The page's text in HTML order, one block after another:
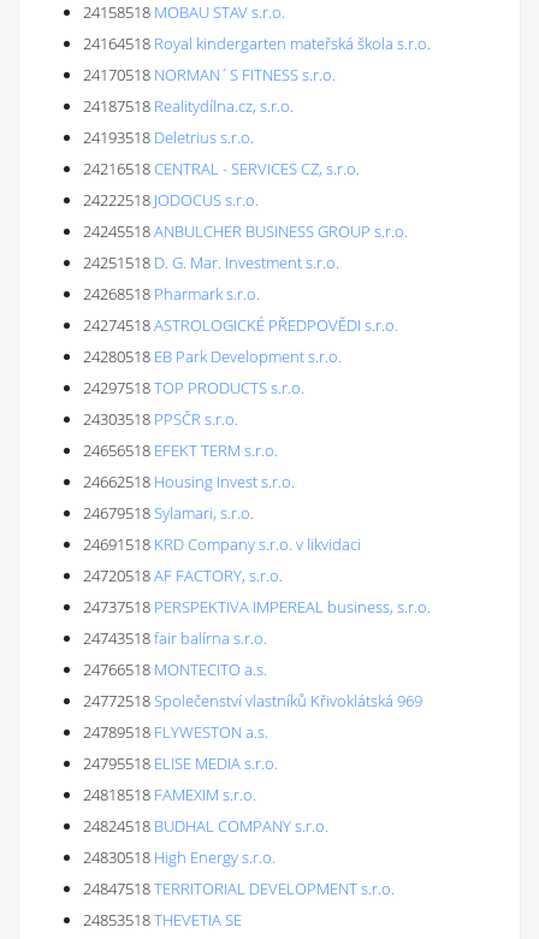
24158518 MOBAU STAV s.r.o.
24164518 Royal kindergarten mateřská škola s.r.o.
24170518 NORMAN´S FITNESS s.r.o.
24187518 Realitydílna.cz, s.r.o.
24193518 Deletrius s.r.o.
24216518CENTRAL - SERVICES CZ, s.r.o.
24222518 JODOCUS s.r.o.
24245518ANBULCHER BUSINESS GROUP s.r.o.
24251518 D. G. Mar. Investment s.r.o.
24268518 Pharmark s.r.o.
24274518ASTROLOGICKÉ PŘEDPOVĚDI s.r.o.
24280518 EB Park Development s.r.o.
24297518TOP PRODUCTS s.r.o.
24303518 PPSČR s.r.o.
24656518 EFEKT TERM s.r.o.
24662518 Housing Invest s.r.o.
24679518Sylamari, s.r.o.
24691518 KRD Company s.r.o. v likvidaci
24720518AF FACTORY, s.r.o.
24737518 PERSPEKTIVA IMPEREAL business, s.r.o.
24743518fair balírna s.r.o.
24766518 MONTECITO a.s.
24772518Společenství vlastníků Křivoklátská 969
24789518 FLYWESTON a.s.
24795518 ELISE MEDIA s.r.o.
24818518 FAMEXIM s.r.o.
24824518 BUDHAL COMPANY s.r.o.
24830518 High Energy s.r.o.
24847518TERRITORIAL DEVELOPMENT s.r.o.
24853518THEVETIA SE